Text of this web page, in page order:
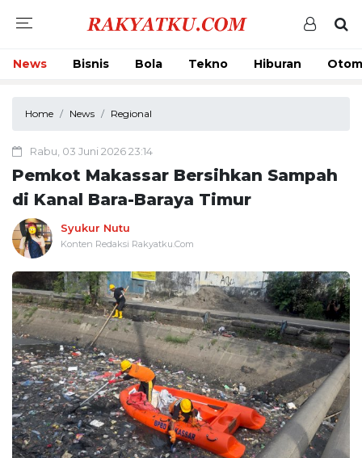
News Bisnis Bola Tekno Hiburan
Home News Regional
Rabu, 03 Juni 2026 23:14
Pemkot Makassar Bersihkan Sampah
di Kanal Bara-Baraya Timur
Syukur Nutu
Konten Redaksi Rakyatku.Com